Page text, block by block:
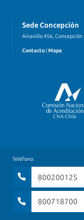
Sede Concepción
Ainavillo 456, Concepción
Contacto Mapa
Teléfono:
800200125
800718700